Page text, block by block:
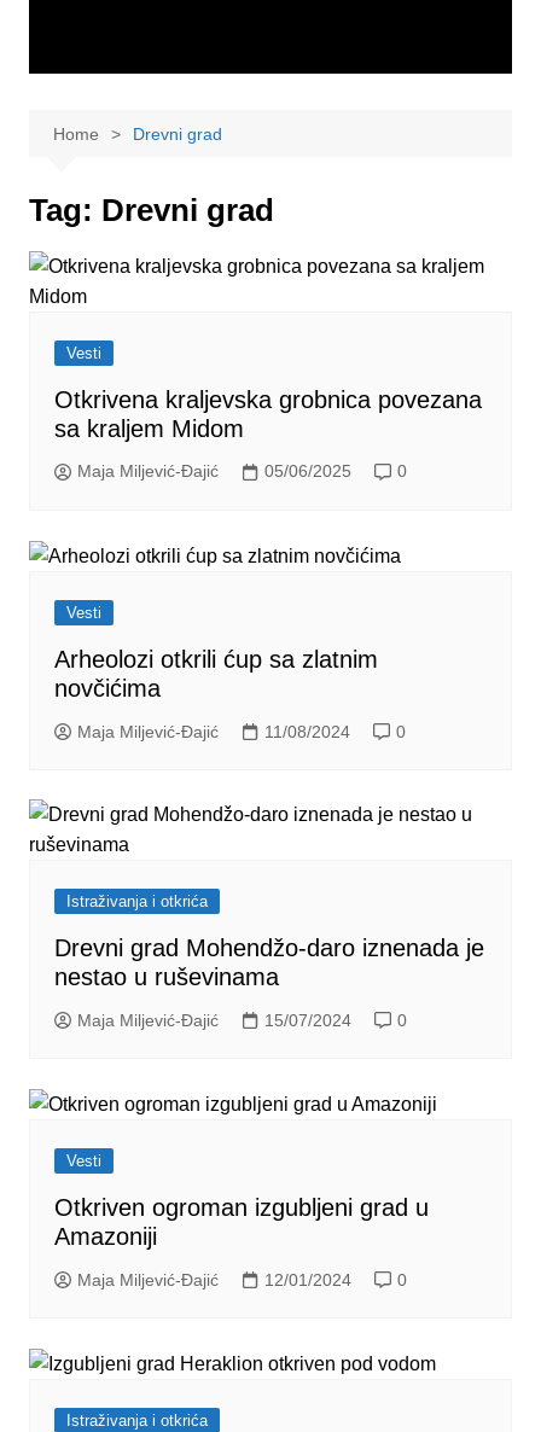
Home Drevni grad
Tag: Drevni grad
Vesti
Otkrivena kraljevska grobnica povezana
sa kraljem Midom
Maja Miljević-Đajić 05/06/2025 0
Vesti
Arheolozi otkrili ćup sa zlatnim
novčićima
Maja Miljević-Đajić 11/08/2024 0
Istraživanja i otkrića
Drevni grad Mohendžo-daro iznenada je
nestao u ruševinama
Maja Miljević-Đajić 15/07/2024 0
Vesti
Otkriven ogroman izgubljeni grad u
Amazoniji
Maja Miljević-Đajić 12/01/2024 0
Istraživanja i otkrića